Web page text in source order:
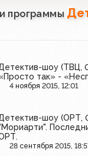
программы
шоу (ТВЦ,
так» -
4 ноября 2015, 12:01
шоу (ОРТ,
28 сентября 2015,